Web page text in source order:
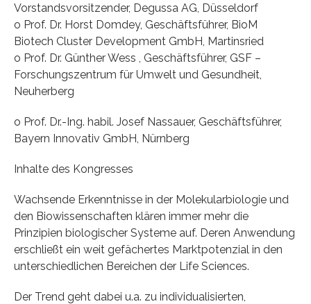
Vorstandsvorsitzender, Degussa AG, Düsseldorf
o Prof. Dr. Horst Domdey, Geschäftsführer, BioM
Biotech Cluster Development GmbH, Martinsried
o Prof. Dr. Günther Wess , Geschäftsführer, GSF –
Forschungszentrum für Umwelt und Gesundheit,
Neuherberg
o Prof. Dr.-Ing. habil. Josef Nassauer, Geschäftsführer,
Bayern Innovativ GmbH, Nürnberg
Inhalte des Kongresses
Wachsende Erkenntnisse in der Molekularbiologie und
den Biowissenschaften klären immer mehr die
Prinzipien biologischer Systeme auf. Deren Anwendung
erschließt ein weit gefächertes Marktpotenzial in den
unterschiedlichen Bereichen der Life Sciences.
Der Trend geht dabei u.a. zu individualisierten,